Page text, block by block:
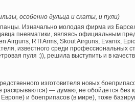
особенно дульца и скаты, и пули)
Изначально молодая фирма из
пневматики, являясь официальным
Airguns, RTI Arms, Skout Airguns, Evanix,
известного среди профессиональных
пуля :)), решила выступить и в
изготовителя новых
раскрываются) — думаю, не обойдется без
Европе) и боеприпасов (в мире), тоже